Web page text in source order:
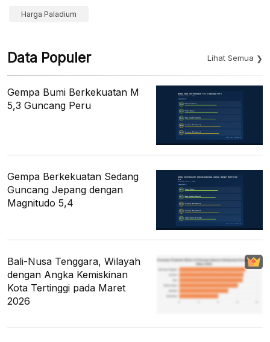
Harga Paladium
Data Populer Lihat Semua
Gempa Bumi Berkekuatan M
5,3 Guncang Peru
Gempa Berkekuatan Sedang
Guncang Jepang dengan
Magnitudo 5,4
Bali-Nusa Tenggara, Wilayah
dengan Angka Kemiskinan
Kota Tertinggi pada Maret
2026